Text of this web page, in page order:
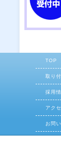
TOP
取り
採用
アク
お問